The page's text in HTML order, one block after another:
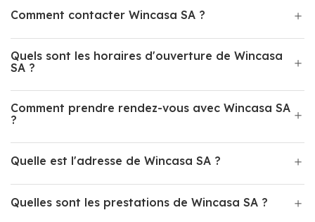
Comment contacter Wincasa SA ?
Quels sont les horaires d'ouverture de Wincasa
SA ?
Comment prendre rendez-vous avec Wincasa SA
?
Quelle est l'adresse de Wincasa SA ?
Quelles sont les prestations de Wincasa SA ?